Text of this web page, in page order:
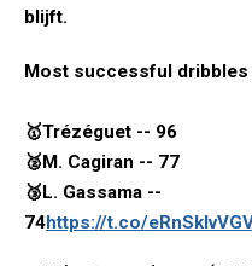
blijft.
Most successful dribbles
🥇Trézéguet -- 96
🥈M. Cagiran -- 77
🥉L. Gassama --
74https://t.co/